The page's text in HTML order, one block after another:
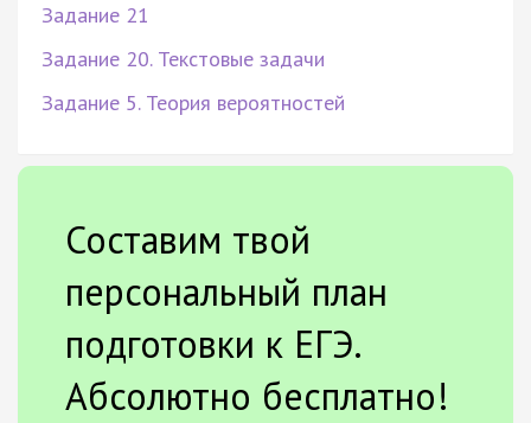
Задание 21
Задание 20. Текстовые задачи
Задание 5. Теория вероятностей
Составим твой
персональный план
подготовки к ЕГЭ.
Абсолютно бесплатно!